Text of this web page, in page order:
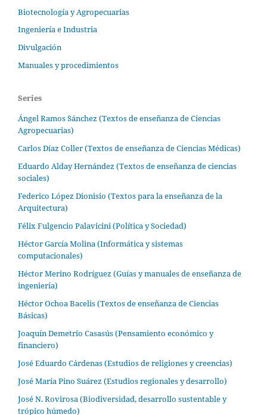
Biotecnología y Agropecuarias
Ingeniería e Industria
Divulgación
Manuales y procedimientos
Series
Ángel Ramos Sánchez (Textos de enseñanza de Ciencias
Agropecuarias)
Carlos Díaz Coller (Textos de enseñanza de Ciencias Médicas)
Eduardo Alday Hernández (Textos de enseñanza de ciencias
sociales)
Federico López Dionisio (Textos para la enseñanza de la
Arquitectura)
Félix Fulgencio Palavicini (Política y Sociedad)
Héctor García Molina (Informática y sistemas
computacionales)
Héctor Merino Rodríguez (Guías y manuales de enseñanza de
ingeniería)
Héctor Ochoa Bacelis (Textos de enseñanza de Ciencias
Básicas)
Joaquín Demetrio Casasús (Pensamiento económico y
financiero)
José Eduardo Cárdenas (Estudios de religiones y creencias)
José María Pino Suárez (Estudios regionales y desarrollo)
José N. Rovirosa (Biodiversidad, desarrollo sustentable y
trópico húmedo)